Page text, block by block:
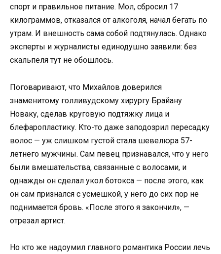
спорт и правильное питание. Мол, сбросил 17
килограммов, отказался от алкоголя, начал бегать по
утрам. И внешность сама собой подтянулась. Однако
эксперты и журналисты единодушно заявили: без
скальпеля тут не обошлось.
Поговаривают, что Михайлов доверился
знаменитому голливудскому хирургу Брайану
Новаку, сделав круговую подтяжку лица и
блефаропластику. Кто-то даже заподозрил пересадку
волос — уж слишком густой стала шевелюра 57-
летнего мужчины. Сам певец признавался, что у него
были вмешательства, связанные с волосами, и
однажды он сделал укол ботокса — после этого, как
он сам признался с усмешкой, у него до сих пор не
поднимается бровь. «После этого я закончил», —
отрезал артист.
Но кто же надоумил главного романтика России лечь